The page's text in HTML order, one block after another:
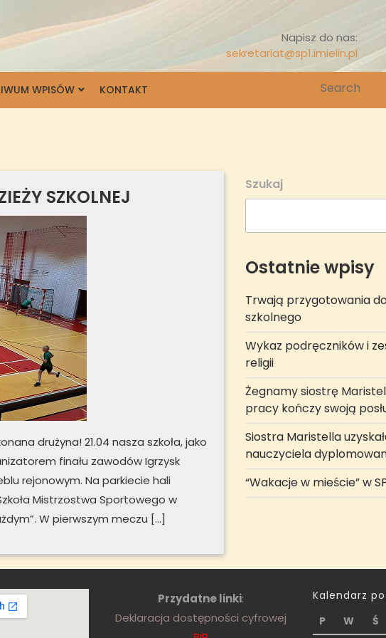
Napisz do nas:
sekretariat@sp1.imielin.pl
WPISÓW KONTAKT
for:
SZKOLNEJ
drużyna! 21.04 nasza szkoła, jako
finału zawodów Igrzysk
rejonowym. Na parkiecie hali
Mistrzostwa Sportowego w
W pierwszym meczu […]
Szukaj
Ostatnie wpisy
Trwają przygotowania
szkolnego
Wykaz podręczników i
religii
Żegnamy siostrę
pracy kończy swoją
Siostra Maristella
nauczyciela
“Wakacje w mieście” w
Przydatne linki:
Deklaracja dostępności cyfrowej
Kalendarz
P
W Ś